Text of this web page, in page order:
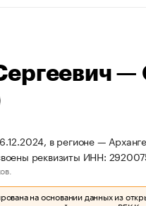
в регионе —
реквизиты ИНН:
на основании данных из